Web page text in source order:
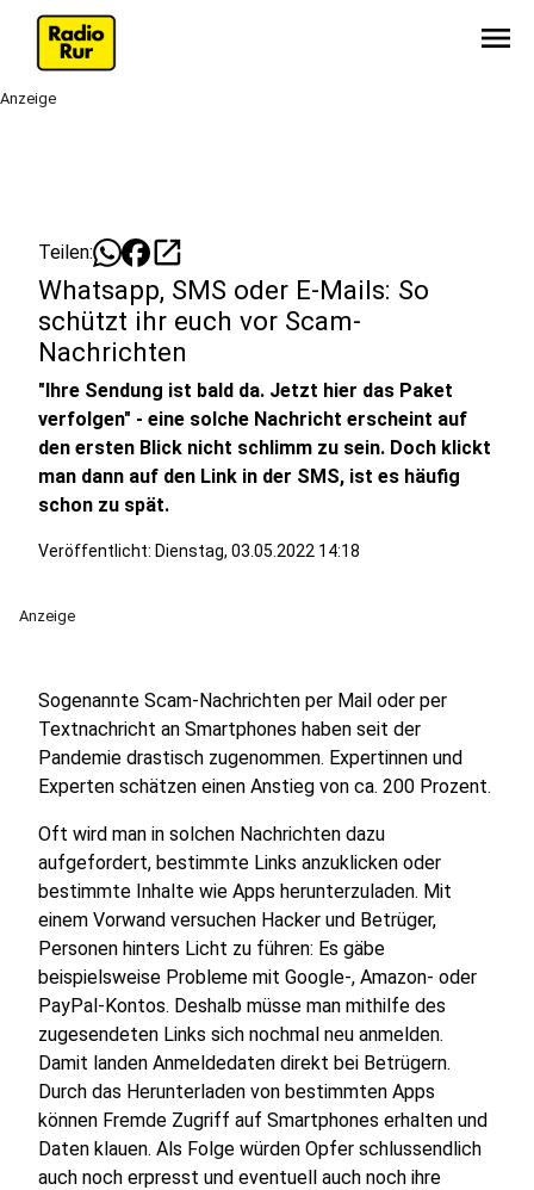
menu
Anzeige
Teilen: open_in_new
Whatsapp, SMS oder E-Mails: So
schützt ihr euch vor Scam-
Nachrichten
"Ihre Sendung ist bald da. Jetzt hier das Paket
verfolgen" - eine solche Nachricht erscheint auf
den ersten Blick nicht schlimm zu sein. Doch klickt
man dann auf den Link in der SMS, ist es häufig
schon zu spät.
Veröffentlicht: Dienstag, 03.05.2022 14:18
Anzeige
Sogenannte Scam-Nachrichten per Mail oder per
Textnachricht an Smartphones haben seit der
Pandemie drastisch zugenommen. Expertinnen und
Experten schätzen einen Anstieg von ca. 200 Prozent.
Oft wird man in solchen Nachrichten dazu
aufgefordert, bestimmte Links anzuklicken oder
bestimmte Inhalte wie Apps herunterzuladen. Mit
einem Vorwand versuchen Hacker und Betrüger,
Personen hinters Licht zu führen: Es gäbe
beispielsweise Probleme mit Google-, Amazon- oder
PayPal-Kontos. Deshalb müsse man mithilfe des
zugesendeten Links sich nochmal neu anmelden.
Damit landen Anmeldedaten direkt bei Betrügern.
Durch das Herunterladen von bestimmten Apps
können Fremde Zugriff auf Smartphones erhalten und
Daten klauen. Als Folge würden Opfer schlussendlich
auch noch erpresst und eventuell auch noch ihre